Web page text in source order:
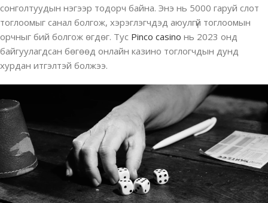
сонголтуудын нэгээр тодорч байна. Энэ нь 5000 гаруй слот
тоглоомыг санал болгож, хэрэглэгчдэд аюулгүй тоглоомын
орчныг бий болгож өгдөг. Тус Pinco casino нь 2023 онд
байгуулагдсан бөгөөд онлайн казино тоглогчдын дунд
хурдан итгэлтэй болжээ.